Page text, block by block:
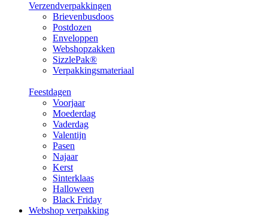
Verzendverpakkingen
Brievenbusdoos
Postdozen
Enveloppen
Webshopzakken
SizzlePak®
Verpakkingsmateriaal
Feestdagen
Voorjaar
Moederdag
Vaderdag
Valentijn
Pasen
Najaar
Kerst
Sinterklaas
Halloween
Black Friday
Webshop verpakking